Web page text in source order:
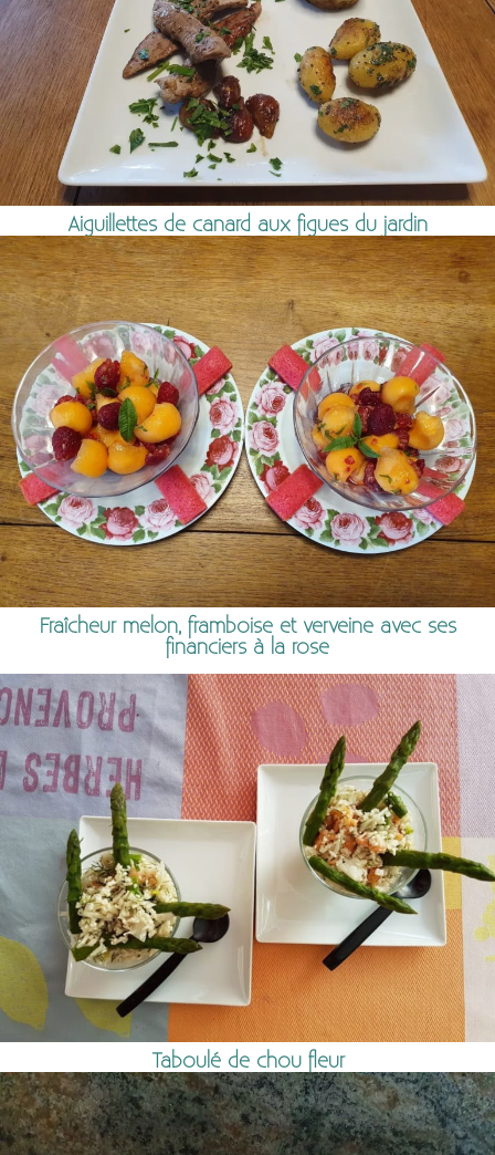
Aiguillettes de canard aux figues du jardin
Fraîcheur melon, framboise et verveine avec ses
financiers à la rose
Taboulé de chou fleur